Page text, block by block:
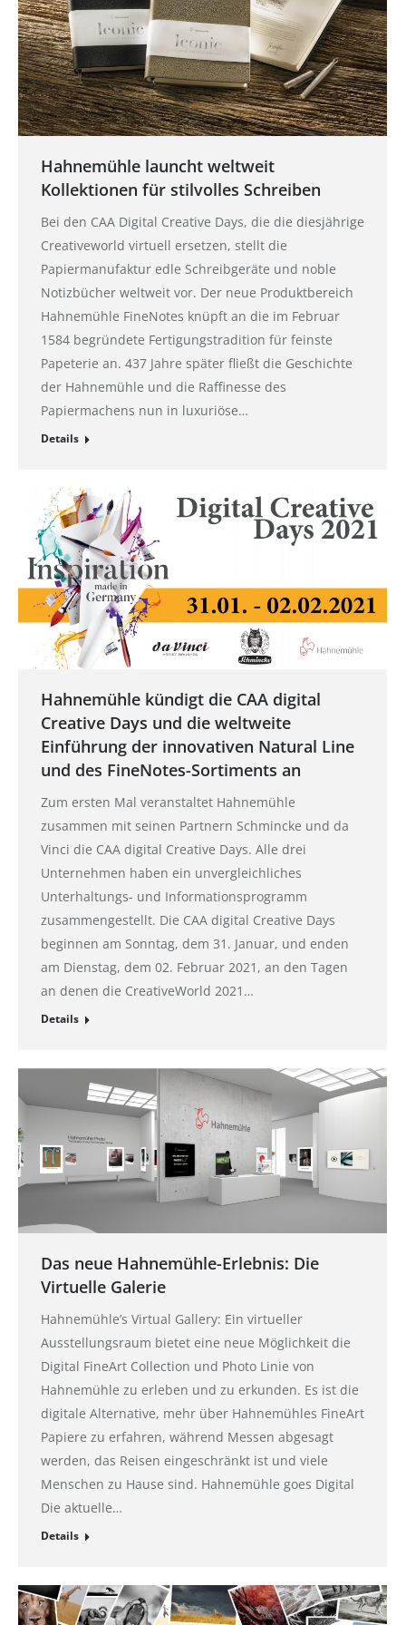
Hahnemühle launcht weltweit
Kollektionen für stilvolles Schreiben
Bei den CAA Digital Creative Days, die die diesjährige
Creativeworld virtuell ersetzen, stellt die
Papiermanufaktur edle Schreibgeräte und noble
Notizbücher weltweit vor. Der neue Produktbereich
Hahnemühle FineNotes knüpft an die im Februar
1584 begründete Fertigungstradition für feinste
Papeterie an. 437 Jahre später fließt die Geschichte
der Hahnemühle und die Raffinesse des
Papiermachens nun in luxuriöse…
Details
Hahnemühle kündigt die CAA digital
Creative Days und die weltweite
Einführung der innovativen Natural Line
und des FineNotes-Sortiments an
Zum ersten Mal veranstaltet Hahnemühle
zusammen mit seinen Partnern Schmincke und da
Vinci die CAA digital Creative Days. Alle drei
Unternehmen haben ein unvergleichliches
Unterhaltungs- und Informationsprogramm
zusammengestellt. Die CAA digital Creative Days
beginnen am Sonntag, dem 31. Januar, und enden
am Dienstag, dem 02. Februar 2021, an den Tagen
an denen die CreativeWorld 2021…
Details
Das neue Hahnemühle-Erlebnis: Die
Virtuelle Galerie
Hahnemühle’s Virtual Gallery: Ein virtueller
Ausstellungsraum bietet eine neue Möglichkeit die
Digital FineArt Collection und Photo Linie von
Hahnemühle zu erleben und zu erkunden. Es ist die
digitale Alternative, mehr über Hahnemühles FineArt
Papiere zu erfahren, während Messen abgesagt
werden, das Reisen eingeschränkt ist und viele
Menschen zu Hause sind. Hahnemühle goes Digital
Die aktuelle…
Details